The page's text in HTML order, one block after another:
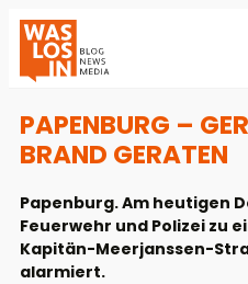
PAPENBURG –
BRAND GERATEN
Papenburg. Am heutigen
Feuerwehr und Polizei zu
Kapitän-Meerjanssen-
alarmiert.